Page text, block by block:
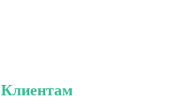
Клиентам